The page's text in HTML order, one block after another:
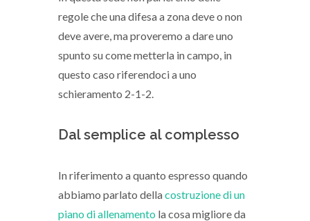
regole che una difesa a zona deve o non
deve avere, ma proveremo a dare uno
spunto su come metterla in campo, in
questo caso riferendoci a uno
schieramento 2-1-2.
Dal semplice al complesso
In riferimento a quanto espresso quando
abbiamo parlato dellacostruzione di un
piano di allenamento la cosa migliore da